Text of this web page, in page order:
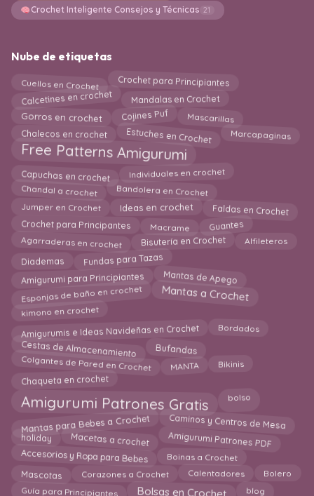
Crochet Inteligente Consejos y Técnicas 21
Nube de etiquetas
Cuellos en Crochet Crochet para Principiantes
Calcetines en crochet Mandalas en Crochet
Gorros en crochet Cojines Puf Mascarillas
Chalecos en crochet Estuches en Crochet Marcapaginas
Free Patterns Amigurumi
Capuchas en crochet Individuales en crochet
Chandal a crochet Bandolera en Crochet
Jumper en Crochet Ideas en crochet Faldas en Crochet
Crochet para Principantes Macrame Guantes
Agarraderas en crochet Bisutería en Crochet Alfileteros
Diademas Fundas para Tazas
Amigurumi para Principiantes Mantas de Apego
Esponjas de baño en crochet Mantas a Crochet
kimono en crochet
Amigurumis e Ideas Navideñas en Crochet Bordados
Cestas de Almacenamiento Bufandas
Colgantes de Pared en Crochet MANTA Bikinis
Chaqueta en crochet
Amigurumi Patrones Gratis bolso
Mantas para Bebes a Crochet Caminos y Centros de Mesa
holiday Macetas a crochet Amigurumi Patrones PDF
Accesorios y Ropa para Bebes Boinas a Crochet
Mascotas Corazones a Crochet Calentadores Bolero
Guía para Principiantes Bolsas en Crochet blog